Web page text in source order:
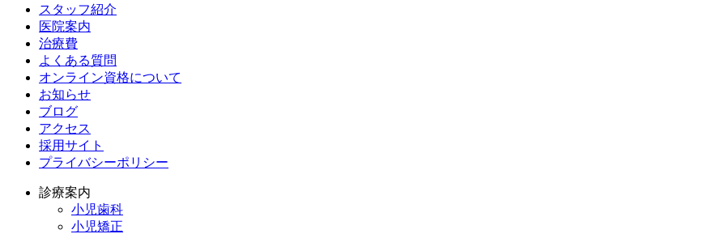
スタッフ紹介
医院案内
治療費
よくある質問
オンライン資格について
お知らせ
ブログ
アクセス
採用サイト
プライバシーポリシー
診療案内
小児歯科
小児矯正